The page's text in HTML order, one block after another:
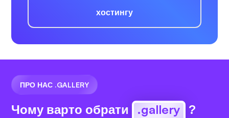
хостингу
ПРО НАС .GALLERY
Чому варто обрати .gallery ?